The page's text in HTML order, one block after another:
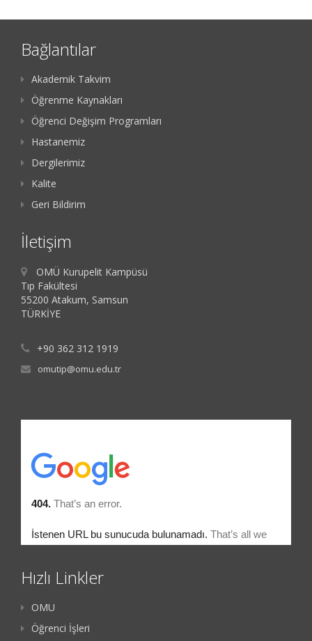
Bağlantılar
Akademik Takvim
Öğrenme Kaynakları
Öğrenci Değişim Programları
Hastanemiz
Dergilerimiz
Kalite
Geri Bildirim
İletişim
OMÜ Kurupelit Kampüsü
Tıp Fakültesi
55200 Atakum, Samsun
TÜRKİYE
+90 362 312 1919
omutip@omu.edu.tr
Hızlı Linkler
OMU
Öğrenci İşleri